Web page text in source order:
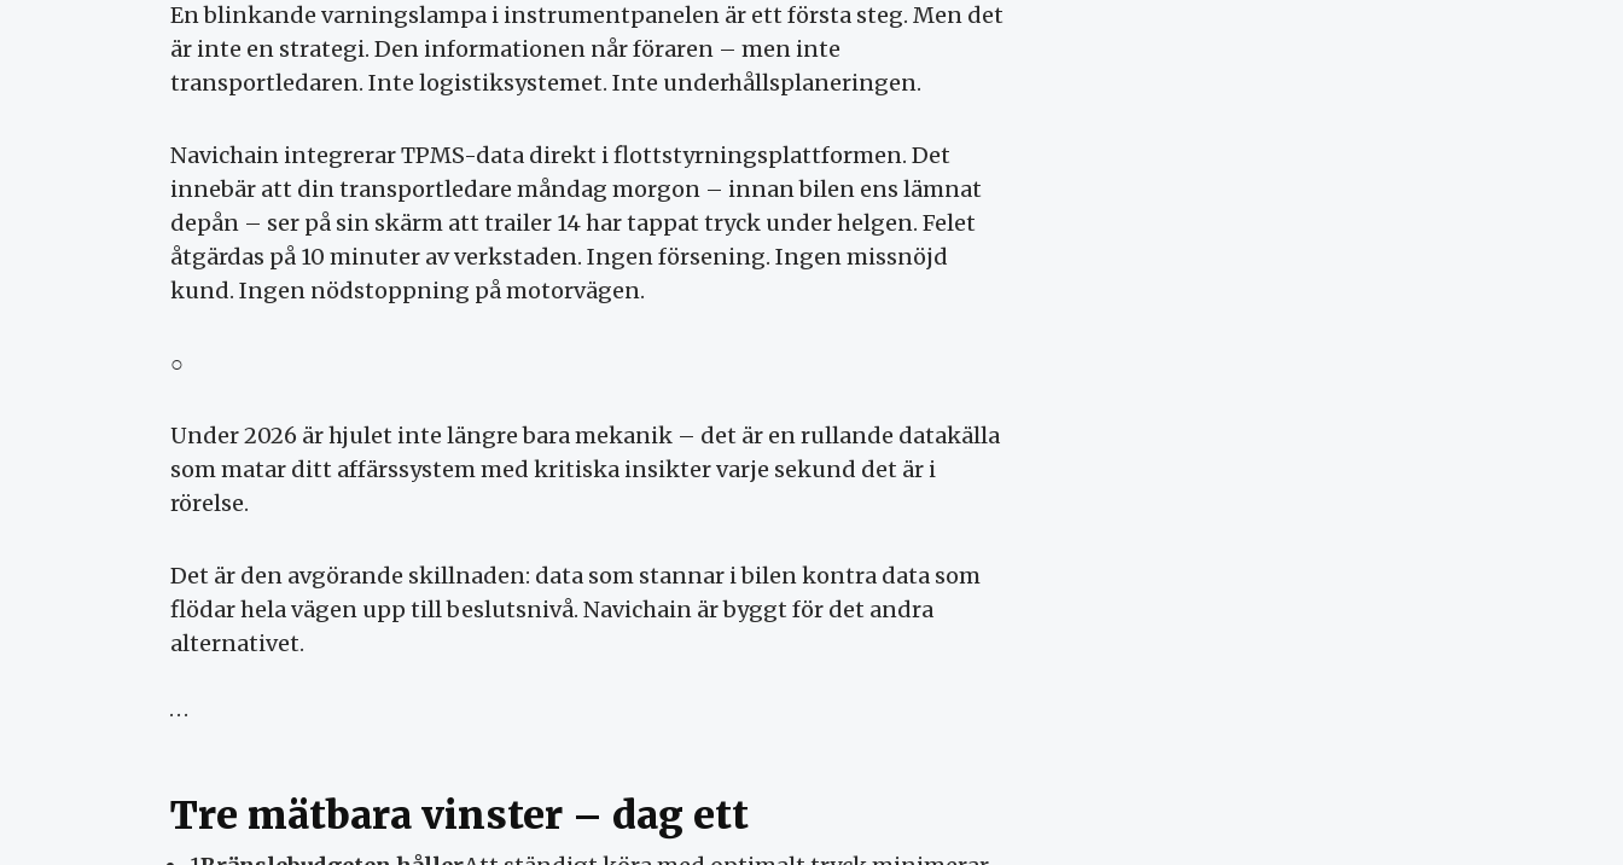
En blinkande varningslampa i instrumentpanelen är ett första steg. Men det
är inte en strategi. Den informationen når föraren – men inte
transportledaren. Inte logistiksystemet. Inte underhållsplaneringen.
Navichain integrerar TPMS-data direkt i flottstyrningsplattformen. Det
innebär att din transportledare måndag morgon – innan bilen ens lämnat
depån – ser på sin skärm att trailer 14 har tappat tryck under helgen. Felet
åtgärdas på 10 minuter av verkstaden. Ingen försening. Ingen missnöjd
kund. Ingen nödstoppning på motorvägen.
○
Under 2026 är hjulet inte längre bara mekanik – det är en rullande datakälla
som matar ditt affärssystem med kritiska insikter varje sekund det är i
rörelse.
Det är den avgörande skillnaden: data som stannar i bilen kontra data som
flödar hela vägen upp till beslutsnivå. Navichain är byggt för det andra
alternativet.
· · ·
Tre mätbara vinster – dag ett